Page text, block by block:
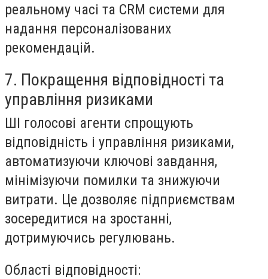
реальному часі та CRM системи для
надання персоналізованих
рекомендацій.
7. Покращення відповідності та
управління ризиками
ШІ голосові агенти спрощують
відповідність і управління ризиками,
автоматизуючи ключові завдання,
мінімізуючи помилки та знижуючи
витрати. Це дозволяє підприємствам
зосередитися на зростанні,
дотримуючись регулювань.
Області відповідності: